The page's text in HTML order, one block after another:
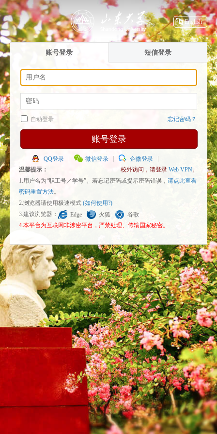
English
账号登录 短信登录
自动登录 忘记密码？
账号登录
QQ登录 微信登录
企微登录
温馨提示：
校外访问，请登录 Web VPN。
1.用户名为“职工号／学号”。若忘记密码或提示密码错误， 请点此查看
密码重置方法。
2.浏览器请使用极速模式 (如何使用?)
3.建议浏览器：
Edge 火狐
谷歌
4.本平台为互联网非涉密平台，严禁处理、传输国家秘密。